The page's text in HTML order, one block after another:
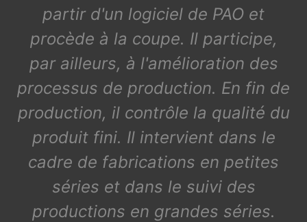
partir d'un logiciel de PAO et
procède à la coupe. Il participe,
par ailleurs, à l'amélioration des
processus de production. En fin de
production, il contrôle la qualité du
produit fini. Il intervient dans le
cadre de fabrications en petites
séries et dans le suivi des
productions en grandes séries.